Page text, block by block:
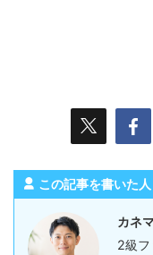
この記事を書いた人
カネ
2級